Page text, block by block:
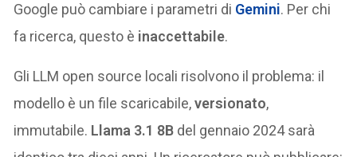
Google può cambiare i parametri di Gemini. Per chi
fa ricerca, questo è inaccettabile.
Gli LLM open source locali risolvono il problema: il
modello è un file scaricabile,versionato,
immutabile. Llama 3.1 8B del gennaio 2024 sarà